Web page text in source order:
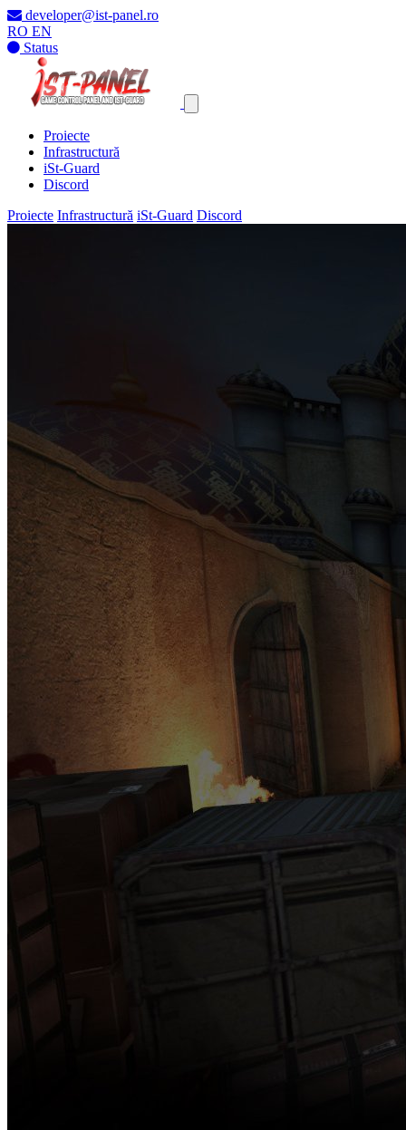
developer@ist-panel.ro
RO EN
Status
Proiecte
Infrastructură
iSt-Guard
Discord
Proiecte Infrastructură iSt-Guard Discord